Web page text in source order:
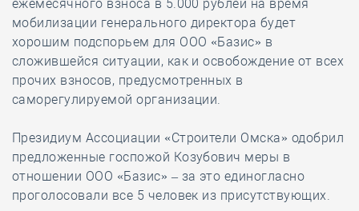
ежемесячного взноса в 5.000 рублей на время
мобилизации генерального директора будет
хорошим подспорьем для ООО «Базис» в
сложившейся ситуации, как и освобождение от всех
прочих взносов, предусмотренных в
саморегулируемой организации.
Президиум Ассоциации «Строители Омска» одобрил
предложенные госпожой Козубович меры в
отношении ООО «Базис» – за это единогласно
проголосовали все 5 человек из присутствующих.